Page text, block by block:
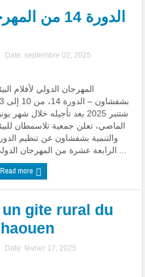
الدورة 14
Date: septembre 02, 2025
المهرجان الدولي لأفلام
بشفشاون
شتنبر 2025 بعد تأجيله خلال شهر
الماضي، تعلن جمعية تلاسمطان
والتنمية بشفشاون عن تنظيم
Read more
gite rural du
Date: février 17, 2025